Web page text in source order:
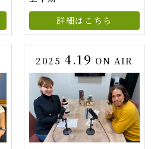
詳細はこちら
2025 4.19 ON AIR